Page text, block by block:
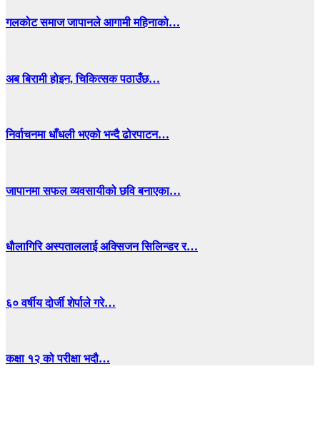
गलकोट समाज जापानले आगामी महिनाको…
अब बिरामी होइन, चिकित्सक पठाउँछ…
निर्वाचनमा धाँधली भएको भन्दै ढोरपाटन…
जापानमा सफल व्यवसायीको छवि बनाएका…
धाैलागिरि अस्पताललाई अक्सिजन सिलिन्डर र…
६० वर्षीय दोर्जी शेर्पाले गरे…
कक्षा १२ को परीक्षा भदौ…